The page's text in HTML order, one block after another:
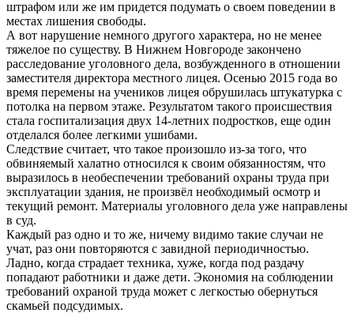
штрафом или же им придется подумать о своем поведении в
местах лишения свободы.
А вот нарушение немного другого характера, но не менее
тяжелое по существу. В Нижнем Новгороде закончено
расследование уголовного дела, возбужденного в отношении
заместителя директора местного лицея. Осенью 2015 года во
время перемены на учеников лицея обрушилась штукатурка с
потолка на первом этаже. Результатом такого происшествия
стала госпитализация двух 14-летних подростков, еще один
отделался более легкими ушибами.
Следствие считает, что такое произошло из-за того, что
обвиняемый халатно относился к своим обязанностям, что
выразилось в необеспечении требований охраны труда при
эксплуатации здания, не произвёл необходимый осмотр и
текущий ремонт. Материалы уголовного дела уже направлены
в суд.
Каждый раз одно и то же, ничему видимо такие случаи не
учат, раз они повторяются с завидной периодичностью.
Ладно, когда страдает техника, хуже, когда под раздачу
попадают работники и даже дети. Экономия на соблюдении
требований охраной труда может с легкостью обернуться
скамьей подсудимых.